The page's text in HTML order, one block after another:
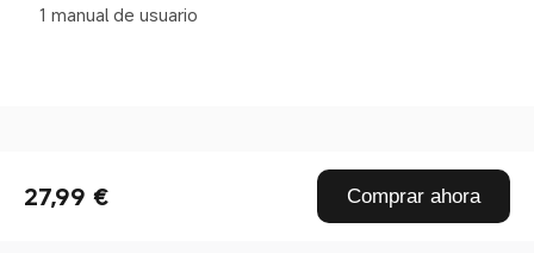
27,99 € Comprar ahora
1 manual de usuario